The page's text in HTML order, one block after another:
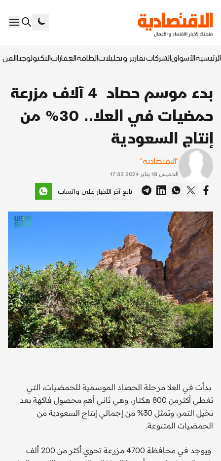
الرئيسيةالأسواقالشركاتتقارير وتحليلاتالطاقةالعقاراتالتكنولوجياالفن
بدء موسم حصاد 4 آلاف مزرعة
حمضيات في العلا.. 30% من
إنتاج السعودية
"الاقتصادية"
الخميس 18 يناير 2024 17:33
تابع آخر الأخبار على واتساب
بدأت في العلا مرحلة الحصاد الموسمية للحمضيات، التي
تغطي أكثرمن 800 هكتار، وهي ثاني أهم محصول فاكهة بعد
نخيل التمر، وتمثل 30% من إجمالي إنتاج السعودية من
الحمضيات المتنوعة.
ويوجد في محافظة 4700 مزرعة تحوي أكثر من 200 ألف